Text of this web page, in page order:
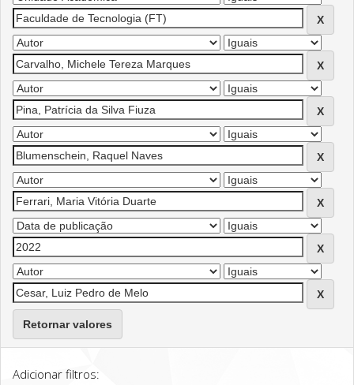
Retornar valores
Adicionar filtros: